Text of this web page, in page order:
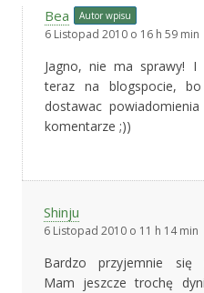
Bea Autor wpisu
6 Listopad 2010 o 16 h 59 min
Jagno, nie ma sprawy! I
teraz na blogspocie,
dostawac
komentarze ;))
Shinju
6 Listopad 2010 o 11 h 14 min
Bardzo przyjemnie się
Mam jeszcze trochę